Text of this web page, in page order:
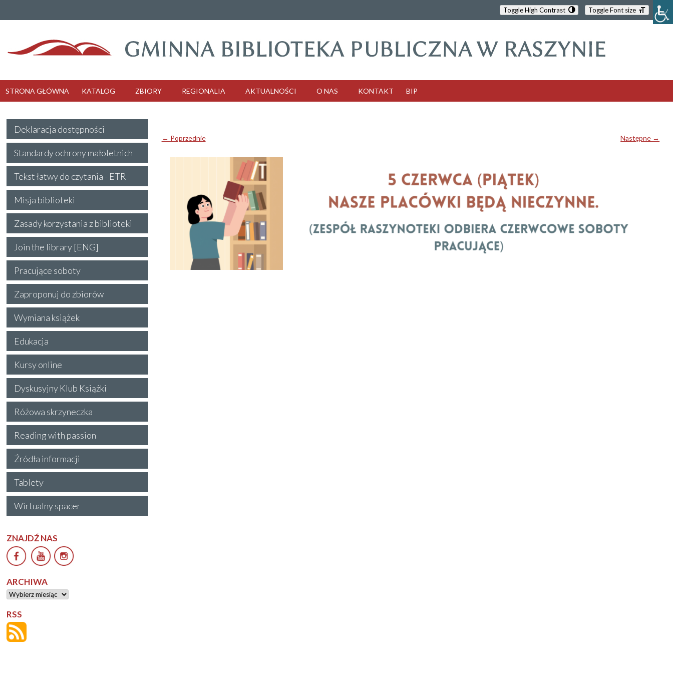
Toggle High Contrast Toggle Font size
STRONA GŁÓWNA KATALOG ZBIORY REGIONALIA AKTUALNOŚCI O NAS KONTAKT BIP
← Poprzednie Następne →
Deklaracja dostępności
Standardy ochrony małoletnich
Tekst łatwy do czytania - ETR
Misja biblioteki
Zasady korzystania z biblioteki
Join the library [ENG]
Pracujące soboty
Zaproponuj do zbiorów
Wymiana książek
Edukacja
Kursy online
Dyskusyjny Klub Książki
Różowa skrzyneczka
Reading with passion
Źródła informacji
Tablety
Wirtualny spacer
ZNAJDŹ NAS
ARCHIWA
Archiwa
RSS